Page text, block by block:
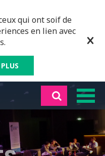
qui ont soif de
en lien avec